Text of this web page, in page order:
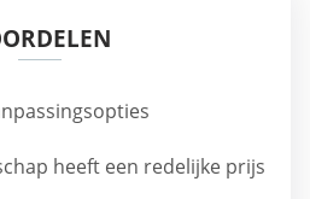
heeft een redelijke prijs